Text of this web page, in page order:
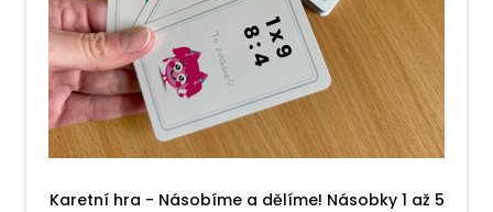
Karetní hra - Násobíme a dělíme! Násobky 1 až 5